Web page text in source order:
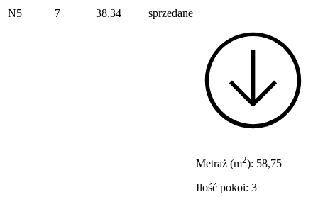
N5 7 38,34 sprzedane
Metraż (m2): 58,75
Ilość pokoi: 3